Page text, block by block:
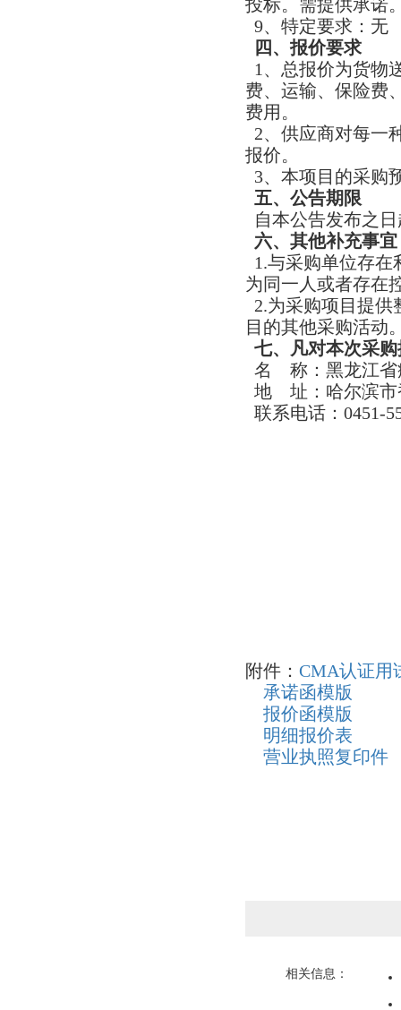
投标。需提供承诺
9、特定要求：无
四、报价要求
1、总报价为货物
费、运输、保险费
费用。
2、供应商对每一
报价。
3、本项目的采购
五、公告期限
自本公告发布之
六、其他补充事宜
1.与采购单位存
为同一人或者存在
2.为采购项目提
目的其他采购活动
七、凡对本次采
名 称：黑龙江省
地 址：哈尔滨市
联系电话：0451-
附件： CMA认证用
承诺函模版
报价函模版
明细报价表
营业执照复印件
相关信息：